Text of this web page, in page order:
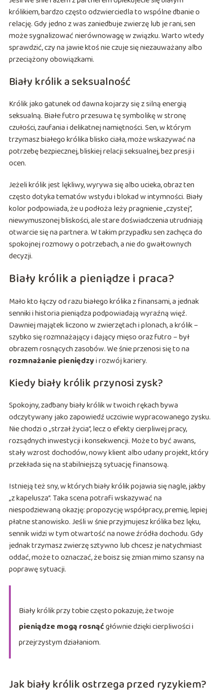
królikiem, bardzo często odzwierciedla to wspólne dbanie o
relację. Gdy jedno z was zaniedbuje zwierzę lub je rani, sen
może sygnalizować nierównowagę w związku. Warto wtedy
sprawdzić, czy na jawie ktoś nie czuje się niezauważany albo
przeciążony obowiązkami.
Biały królik a seksualność
Królik jako gatunek od dawna kojarzy się z silną energią
seksualną. Białe futro przesuwa tę symbolikę w stronę
czułości, zaufania i delikatnej namiętności. Sen, w którym
trzymasz białego królika blisko ciała, może wskazywać na
potrzebę bezpiecznej, bliskiej relacji seksualnej, bez presji i
ocen.
Jeżeli królik jest lękliwy, wyrywa się albo ucieka, obraz ten
często dotyka tematów wstydu i blokad w intymności. Biały
kolor podpowiada, że u podłoża leży pragnienie „czystej”,
niewymuszonej bliskości, ale stare doświadczenia utrudniają
otwarcie się na partnera. W takim przypadku sen zachęca do
spokojnej rozmowy o potrzebach, a nie do gwałtownych
decyzji.
Biały królik a pieniądze i praca?
Mało kto łączy od razu białego królika z finansami, a jednak
senniki i historia pieniądza podpowiadają wyraźną więź.
Dawniej majątek liczono w zwierzętach i plonach, a królik –
szybko się rozmnażający i dający mięso oraz futro – był
obrazem rosnących zasobów. We śnie przenosi się to na
rozmnażanie pieniędzyi rozwój kariery.
Kiedy biały królik przynosi zysk?
Spokojny, zadbany biały królik w twoich rękach bywa
odczytywany jako zapowiedź uczciwie wypracowanego zysku.
Nie chodzi o „strzał życia”, lecz o efekty cierpliwej pracy,
rozsądnych inwestycji i konsekwencji. Może to być awans,
stały wzrost dochodów, nowy klient albo udany projekt, który
przekłada się na stabilniejszą sytuację finansową.
Istnieją też sny, w których biały królik pojawia się nagle, jakby
„z kapelusza”. Taka scena potrafi wskazywać na
niespodziewaną okazję: propozycję współpracy, premię, lepiej
płatne stanowisko. Jeśli w śnie przyjmujesz królika bez lęku,
sennik widzi w tym otwartość na nowe źródła dochodu. Gdy
jednak trzymasz zwierzę sztywno lub chcesz je natychmiast
oddać, może to oznaczać, że boisz się zmian mimo szansy na
poprawę sytuacji.
Biały królik przy tobie często pokazuje, że twoje
pieniądze mogą rosnąćgłównie dzięki cierpliwości i
przejrzystym działaniom.
Jak biały królik ostrzega przed ryzykiem?